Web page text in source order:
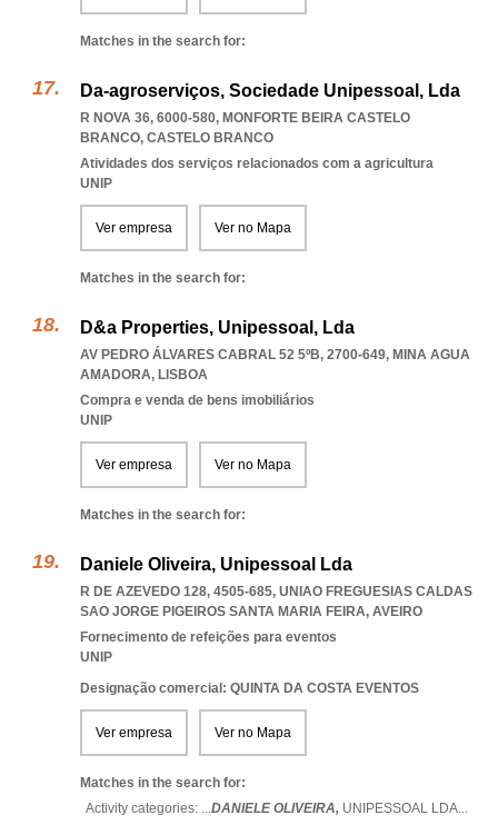
Matches in the search for:
Da-agroserviços, Sociedade Unipessoal, Lda
R NOVA 36, 6000-580, MONFORTE BEIRA CASTELO
BRANCO, CASTELO BRANCO
Atividades dos serviços relacionados com a agricultura
UNIP
Ver empresa Ver no Mapa
Matches in the search for:
D&a Properties, Unipessoal, Lda
AV PEDRO ÁLVARES CABRAL 52 5ºB, 2700-649, MINA AGUA
AMADORA, LISBOA
Compra e venda de bens imobiliários
UNIP
Ver empresa Ver no Mapa
Matches in the search for:
Daniele Oliveira, Unipessoal Lda
R DE AZEVEDO 128, 4505-685, UNIAO FREGUESIAS CALDAS
SAO JORGE PIGEIROS SANTA MARIA FEIRA, AVEIRO
Fornecimento de refeições para eventos
UNIP
Designação comercial: QUINTA DA COSTA EVENTOS
Ver empresa Ver no Mapa
Matches in the search for:
Activity categories: ...DANIELE OLIVEIRA, UNIPESSOAL LDA...